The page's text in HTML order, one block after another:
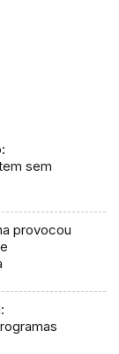
sem
provocou